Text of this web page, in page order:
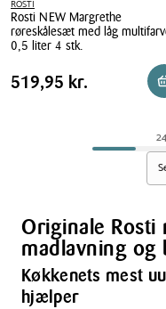
ROSTI
Rosti NEW Margrethe
røreskålesæt med låg
0,5 liter 4 stk.
Rosti
NEW
liter
stk.
Pris
Pris 519,95 kr.
519,95 kr.
Originale Rosti
madlavning og
Køkkenets mest
hjælper